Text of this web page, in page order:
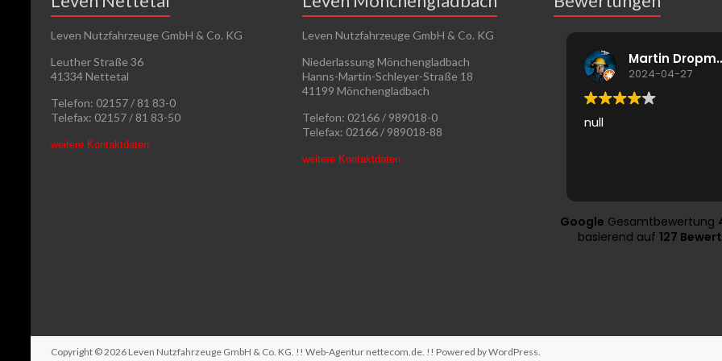
Leven Nutzfahrzeuge GmbH & Co. KG
Leuther Straße 36
41334 Nettetal
Telefon: 02157 / 81 83-0
Telefax: 02157 / 81 83-50
weitere Kontaktdaten
Leven Nutzfahrzeuge GmbH & Co. KG
Niederlassung Mönchengladbach
Hanns-Martin-Schleyer-Straße 18
41199 Mönchengladbach
Telefon: 02166 / 989018-0
Telefax: 02166 / 989018-88
weitere Kontaktdaten
2024-04-27
null
Google Gesamtbewertung
basierend auf 127
Copyright © 2026 Leven Nutzfahrzeuge GmbH & Co. KG . !! Web-Agentur nettecom.de . !! Powered byWordPress